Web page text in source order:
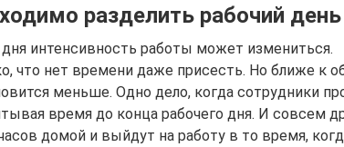
разделить рабочий день
интенсивность работы может измениться.
что нет времени даже присесть. Но ближе к
меньше. Одно дело, когда сотрудники
время до конца рабочего дня. И совсем
домой и выйдут на работу в то время,